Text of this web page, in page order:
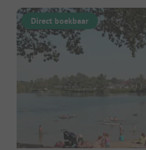
Direct boekbaar